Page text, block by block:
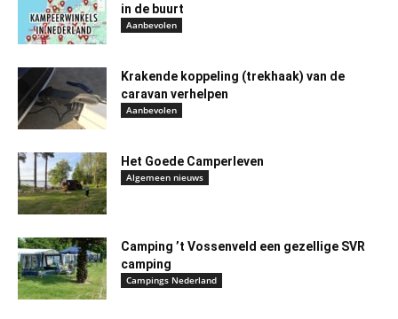
in de buurt
Aanbevolen
Krakende koppeling (trekhaak) van de
caravan verhelpen
Aanbevolen
Het Goede Camperleven
Algemeen nieuws
Camping ’t Vossenveld een gezellige SVR
camping
Campings Nederland